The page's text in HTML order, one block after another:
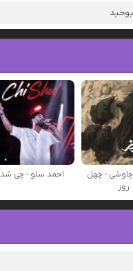
- چهل
روز
احمد سلو - چی شد